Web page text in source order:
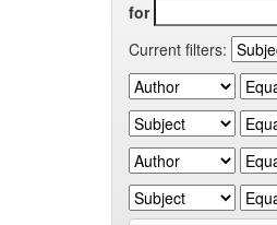
for
Current filters: